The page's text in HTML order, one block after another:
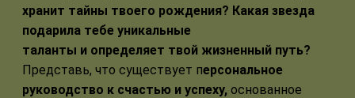
хранит тайны твоего рождения? Какая звезда
подарила тебе уникальные
таланты и определяет твой жизненный путь?
Представь, что существует персональное
руководство к счастью и успеху, основанное